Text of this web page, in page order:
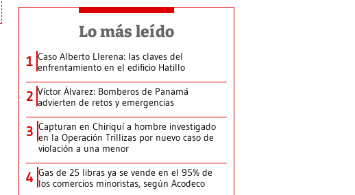
Lo más leído
1 Caso Alberto Llerena: las claves del
enfrentamiento en el edificio Hatillo
2 Víctor Álvarez: Bomberos de Panamá
advierten de retos y emergencias
3 Capturan en Chiriquí a hombre investigado
en la Operación Trillizas por nuevo caso de
violación a una menor
4 Gas de 25 libras ya se vende en el 95% de
los comercios minoristas, según Acodeco